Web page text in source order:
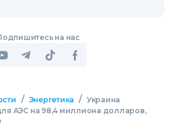
на нас
/ Энергетика / Украина
АЭС на 98,4 миллиона долларов,